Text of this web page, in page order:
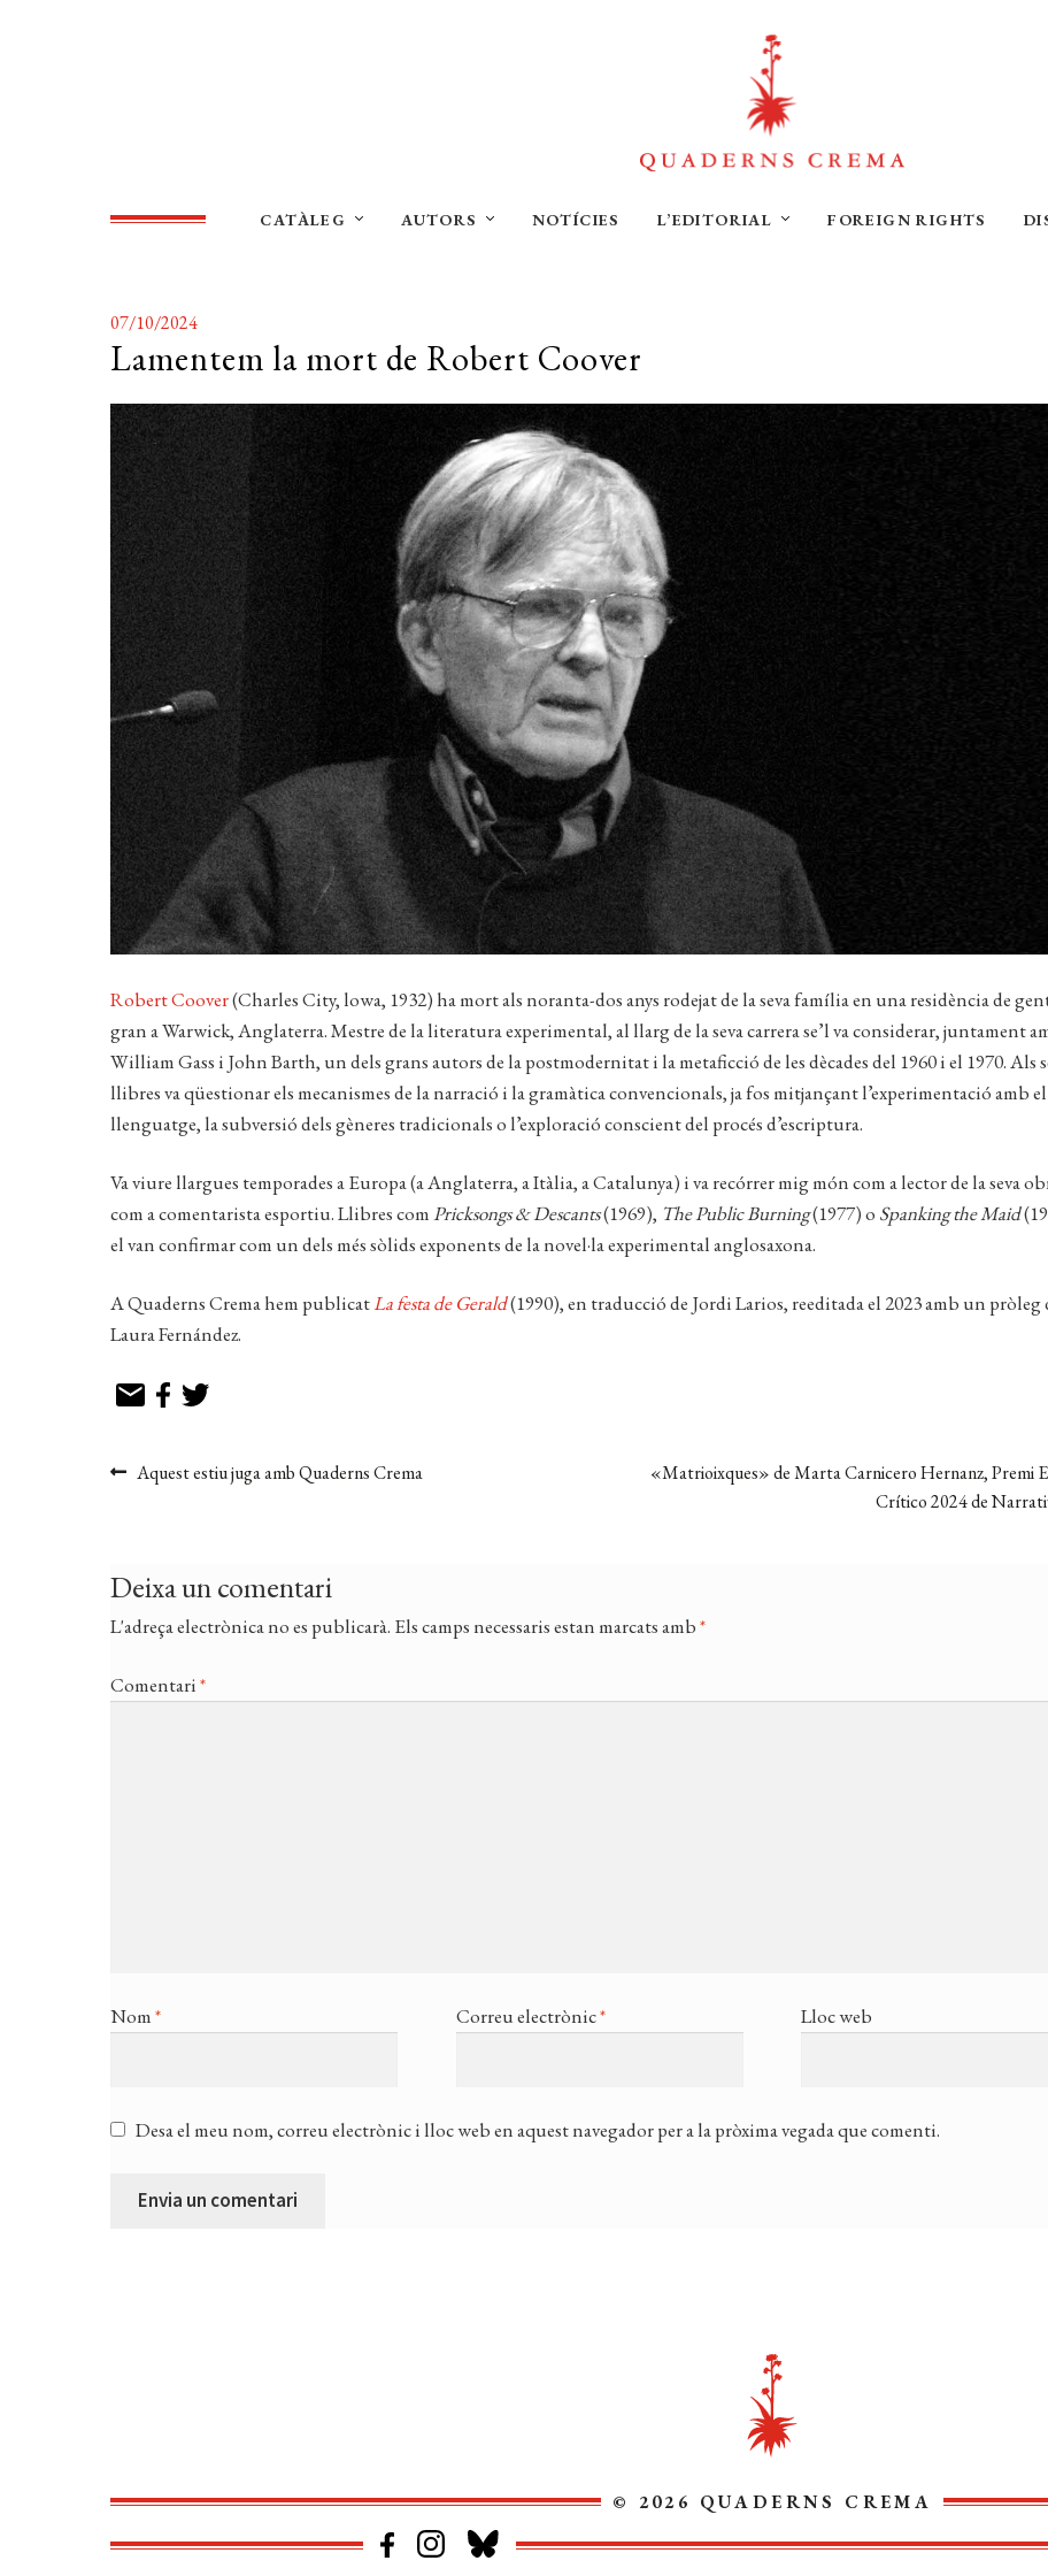
CATÀLEG AUTORS NOTÍCIES L’EDITORIAL FOREIGN RIGHTS
07/10/2024
Lamentem la mort de Robert Coover
Robert Coover(Charles City, lowa, 1932) ha mort als noranta-dos anys rodejat de la seva família en una residència de
gran a Warwick, Anglaterra. Mestre de la literatura experimental, al llarg de la seva carrera se’l va considerar, juntament
William Gass i John Barth, un dels grans autors de la postmodernitat i la metaficció de les dècades del 1960 i el 1970. Als
llibres va qüestionar els mecanismes de la narració i la gramàtica convencionals, ja fos mitjançant l’experimentació amb el
llenguatge, la subversió dels gèneres tradicionals o l’exploració conscient del procés d’escriptura.
Va viure llargues temporades a Europa (a Anglaterra, a Itàlia, a Catalunya) i va recórrer mig món com a lector de la seva
com a comentarista esportiu. Llibres comPricksongs & Descants(1969), The Public Burning(1977) o Spanking the Maid
el van confirmar com un dels més sòlids exponents de la novel·la experimental anglosaxona.
A Quaderns Crema hem publicatLa festa de Gerald(1990), en traducció de Jordi Larios, reeditada el 2023 amb un pròleg
Laura Fernández.
Navegació
Entrada
Aquest estiu juga amb Quaderns Crema
Pròxima
«Matrioixques» de Marta Carnicero Hernanz, Premi
Crítico 2024 de
Deixa un comentari
L'adreça electrònica no es publicarà. Els camps necessaris estan marcats amb*
Comentari*
Nom* Correu electrònic* Lloc web
Desa el meu nom, correu electrònic i lloc web en aquest navegador per a la pròxima vegada que comenti.
© 2026 QUADERNS CREMA